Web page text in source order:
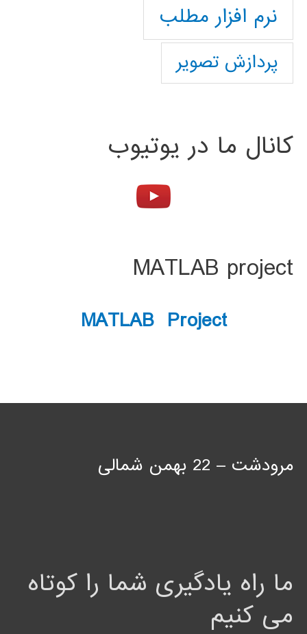
نرم افزار مطلب
پردازش تصویر
کانال ما در یوتیوب
MATLAB project
MATLAB Project
مرودشت – 22 بهمن شمالی
ما راه یادگیری شما را کوتاه
می کنیم